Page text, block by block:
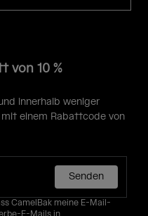
von 10 %
innerhalb weniger
einem Rabattcode von
Senden
CamelBak meine E-Mail-